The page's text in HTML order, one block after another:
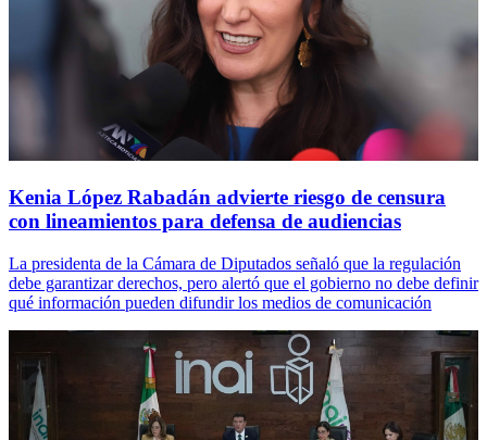
Kenia López Rabadán advierte riesgo de censura
con lineamientos para defensa de audiencias
La presidenta de la Cámara de Diputados señaló que la regulación
debe garantizar derechos, pero alertó que el gobierno no debe definir
qué información pueden difundir los medios de comunicación